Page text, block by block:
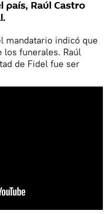
país, Raúl Castro
mandatario indicó que
los funerales. Raúl
de Fidel fue ser